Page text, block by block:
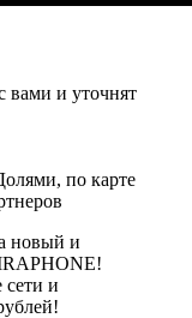
вами и уточнят
по карте
новый и
и